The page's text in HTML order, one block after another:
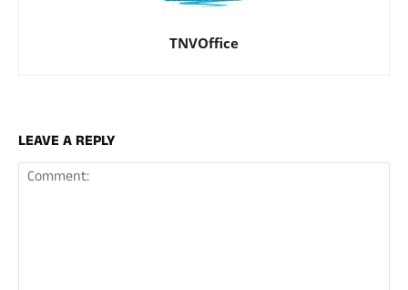
TNVOffice
LEAVE A REPLY